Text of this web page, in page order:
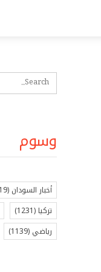
وسوم
أخبار السودان (44319)
تركيا (1231)
رياضي (1139)